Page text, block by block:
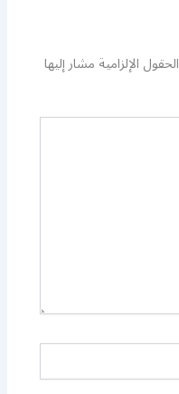
الحقول الإلزامية مشار إليها